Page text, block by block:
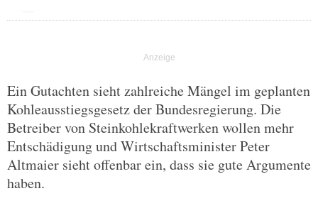
Ein Gutachten sieht zahlreiche Mängel im geplanten
Kohleausstiegsgesetz der Bundesregierung. Die
Betreiber von Steinkohlekraftwerken wollen mehr
Entschädigung und Wirtschaftsminister Peter
Altmaier sieht offenbar ein, dass sie gute Argumente
haben.